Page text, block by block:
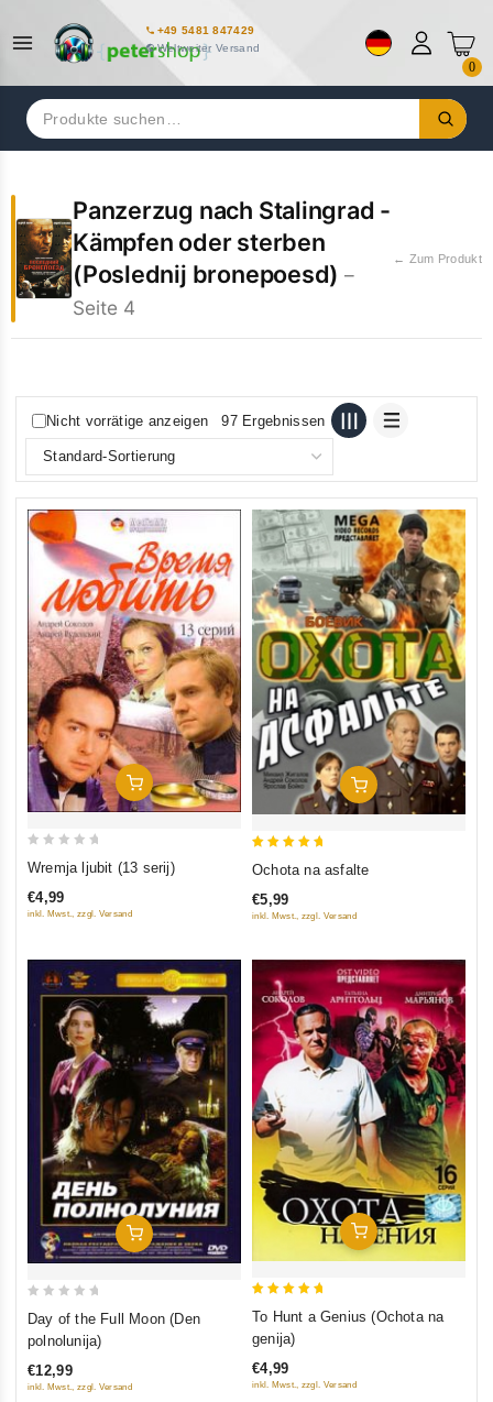
+49 5481 847429
Weltweiter Versand
0
Suchen
nach:
Panzerzug nach Stalingrad -
Kämpfen oder sterben
(Poslednij bronepoesd) –
Seite 4
← Zum Produkt
Nicht vorrätige anzeigen 97 Ergebnissen
In Den Warenkorb
of
Wremja ljubit (13 serij)
€4,99
inkl. Mwst., zzgl. Versand
In Den Warenkorb
Ochota na asfalte
€5,99
inkl. Mwst., zzgl. Versand
In Den Warenkorb
out
5
Day of the Full Moon (Den
polnolunija)
€12,99
inkl. Mwst., zzgl. Versand
In Den Warenkorb
To Hunt a Genius (Ochota na
genija)
€4,99
inkl. Mwst., zzgl. Versand